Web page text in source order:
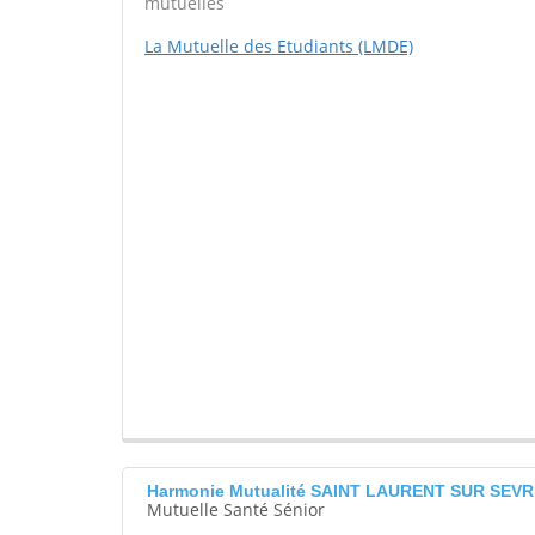
La Mutuelle des Etudiants (LMDE)
Harmonie Mutualité SAINT LAURENT SUR
Mutuelle Santé Sénior